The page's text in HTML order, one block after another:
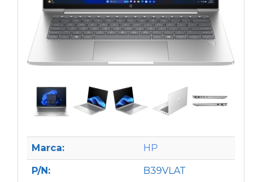
Marca: HP
P/N: B39VLAT